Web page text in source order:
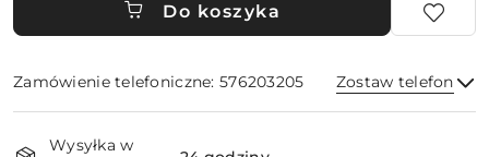
Do koszyka
Zamówienie telefoniczne: 576203205 Zostaw telefon
Wysyłka w